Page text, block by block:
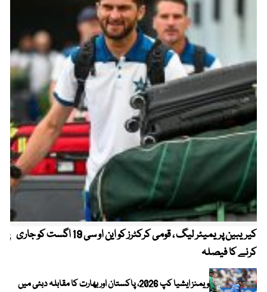
کیریبین پریمیئر لیگ ، قومی کرکٹرز کو این او سی 19 اگست کو جاری
کرنے کا فیصلہ
ویمنز ایشیا کپ 2026، پاکستان اور بھارت کا مقابلہ دبئی میں